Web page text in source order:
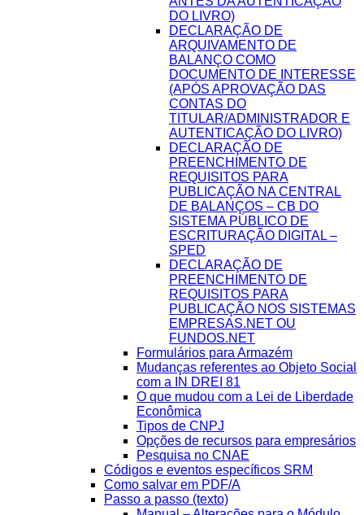
DO LIVRO)
DECLARAÇÃO DE
ARQUIVAMENTO DE
BALANÇO COMO
DOCUMENTO DE INTERESSE
(APÓS APROVAÇÃO DAS
CONTAS DO
TITULAR/ADMINISTRADOR E
AUTENTICAÇÃO DO LIVRO)
DECLARAÇÃO DE
PREENCHIMENTO DE
REQUISITOS PARA
PUBLICAÇÃO NA CENTRAL
DE BALANÇOS – CB DO
SISTEMA PÚBLICO DE
ESCRITURAÇÃO DIGITAL –
SPED
DECLARAÇÃO DE
PREENCHIMENTO DE
REQUISITOS PARA
PUBLICAÇÃO NOS SISTEMAS
EMPRESAS.NET OU
FUNDOS.NET
Formulários para Armazém
Mudanças referentes ao Objeto Social
com a IN DREI 81
O que mudou com a Lei de Liberdade
Econômica
Tipos de CNPJ
Opções de recursos para empresários
Pesquisa no CNAE
Códigos e eventos específicos SRM
Como salvar em PDF/A
Passo a passo (texto)